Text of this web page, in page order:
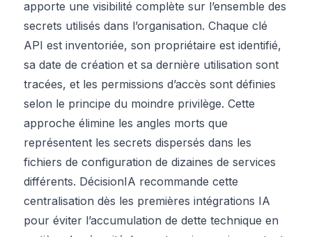
apporte une visibilité complète sur l’ensemble des
secrets utilisés dans l’organisation. Chaque clé
API est inventoriée, son propriétaire est identifié,
sa date de création et sa dernière utilisation sont
tracées, et les permissions d’accès sont définies
selon le principe du moindre privilège. Cette
approche élimine les angles morts que
représentent les secrets dispersés dans les
fichiers de configuration de dizaines de services
différents. DécisionIA recommande cette
centralisation dès les premières intégrations IA
pour éviter l’accumulation de dette technique en